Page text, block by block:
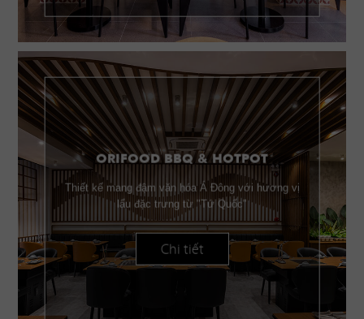
ORIFOOD BBQ & HOTPOT
Thiết kế mang đậm văn hóa Á Đông với hương vị
lẩu đặc trưng từ "Tứ Quốc"
Chi tiết